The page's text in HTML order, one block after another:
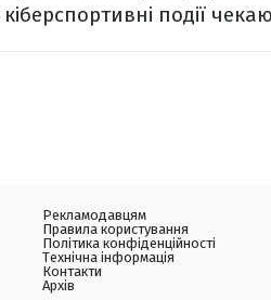
події
Рекламодавцям
Правила користування
Політика конфіденційності
Технічна інформація
Контакти
Архів